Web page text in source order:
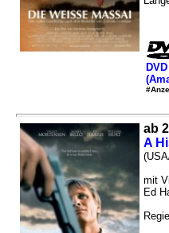
ab
A
mit
Ed